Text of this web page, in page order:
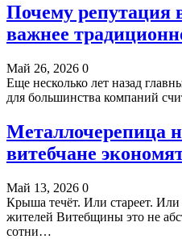
Почему репутация
важнее
Май 26, 2026 0
Еще несколько лет назад
для большинства компаний
Металлочерепица
витебчане
Май 13, 2026 0
Крыша течёт. Или стареет. Или
жителей Витебщины это не
сотни…